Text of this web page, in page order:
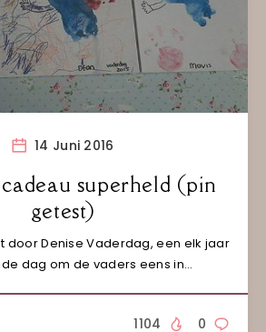
14 Juni 2016
superheld (pin
getest)
door Denise Vaderdag, een elk jaar
dag om de vaders eens in…
0
1104